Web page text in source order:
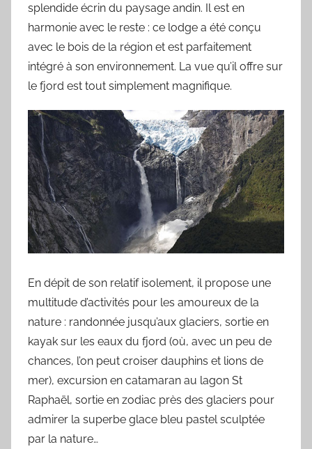
splendide écrin du paysage andin. Il est en
harmonie avec le reste : ce lodge a été conçu
avec le bois de la région et est parfaitement
intégré à son environnement. La vue qu’il offre sur
le fjord est tout simplement magnifique.
En dépit de son relatif isolement, il propose une
multitude d’activités pour les amoureux de la
nature : randonnée jusqu’aux glaciers, sortie en
kayak sur les eaux du fjord (où, avec un peu de
chances, l’on peut croiser dauphins et lions de
mer), excursion en catamaran au lagon St
Raphaël, sortie en zodiac près des glaciers pour
admirer la superbe glace bleu pastel sculptée
par la nature…